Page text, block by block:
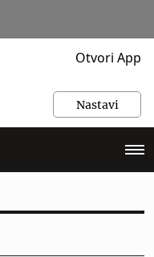
Otvori App
Nastavi